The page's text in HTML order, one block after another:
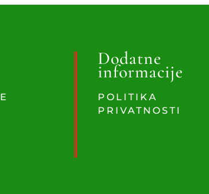
Dodatne
informacije
POLITIKA
PRIVATNOSTI